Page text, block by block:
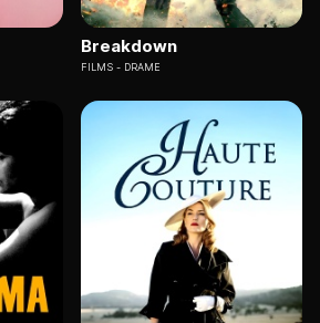
Breakdown
FILMS DRAME